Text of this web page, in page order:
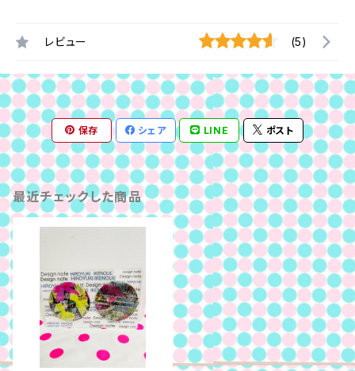
レビュー (5)
保存 シェア LINE ポスト
最近チェックした商品